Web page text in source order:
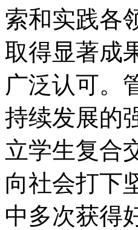
索和实践各
取得显著成
广泛认可。
持续发展的
立学生复合
向社会打下
中多次获得